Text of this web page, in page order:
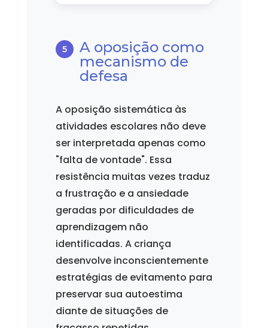
A oposição como
mecanismo de
defesa
A oposição sistemática às
atividades escolares não deve
ser interpretada apenas como
"falta de vontade". Essa
resistência muitas vezes traduz
a frustração e a ansiedade
geradas por dificuldades de
aprendizagem não
identificadas. A criança
desenvolve inconscientemente
estratégias de evitamento para
preservar sua autoestima
diante de situações de